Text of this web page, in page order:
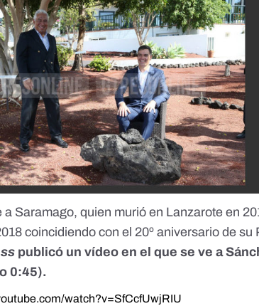
a Saramago, quien murió en Lanzarote en
coincidiendo con el 20º aniversario de su
publicó un vídeo en el que se ve a
0:45).
watch?v=SfCcfUwjRIU